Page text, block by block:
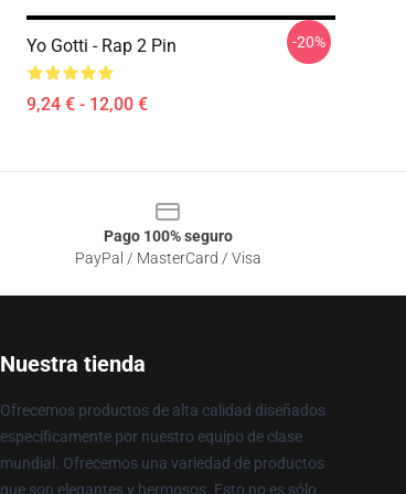
Yo Gotti - Rap 2 Pin
9,24 € - 12,00 €
-20%
Pago 100% seguro
PayPal / MasterCard / Visa
Nuestra tienda
Ofrecemos productos de alta calidad diseñados
específicamente por nuestro equipo de clase
mundial. Ofrecemos una variedad de productos
que son elegantes y hermosos. Esto no es sólo